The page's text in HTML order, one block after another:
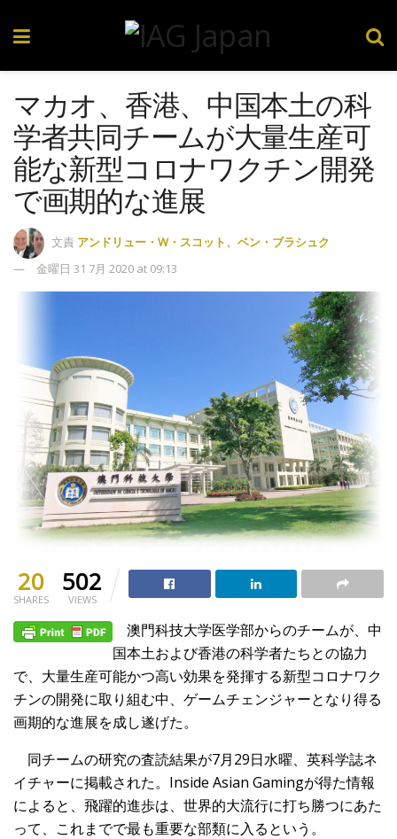
マカオ、香港、中国本土の科
学者共同チームが大量生産可
能な新型コロナワクチン開発
で画期的な進展
文責 アンドリュー・W・スコット、ベン・ブラシュク
金曜日 31 7月 2020 at 09:13
20
SHARES
502
VIEWS
澳門科技大学医学部からのチームが、中
国本土および香港の科学者たちとの協力
で、大量生産可能かつ高い効果を発揮する新型コロナワク
チンの開発に取り組む中、ゲームチェンジャーとなり得る
画期的な進展を成し遂げた。
同チームの研究の査読結果が7月29日水曜、英科学誌ネ
イチャーに掲載された。Inside Asian Gamingが得た情報
によると、飛躍的進歩は、世界的大流行に打ち勝つにあた
って、これまでで最も重要な部類に入るという。